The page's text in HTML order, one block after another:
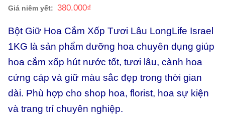
380.000₫
Bột Giữ Hoa Cắm Xốp Tươi Lâu LongLife Israel
1KG là sản phẩm dưỡng hoa chuyên dụng giúp
hoa cắm xốp hút nước tốt, tươi lâu, cành hoa
cứng cáp và giữ màu sắc đẹp trong thời gian
dài. Phù hợp cho shop hoa, florist, hoa sự kiện
và trang trí chuyên nghiệp.